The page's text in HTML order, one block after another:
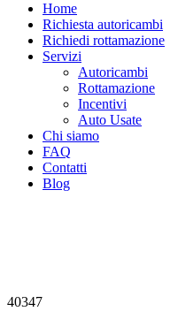
Home
Richiesta autoricambi
Richiedi rottamazione
Servizi
Autoricambi
Rottamazione
Incentivi
Auto Usate
Chi siamo
FAQ
Contatti
Blog
40347